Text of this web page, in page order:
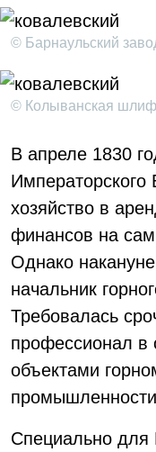
© Барнаульский
© Колыванская
В апреле 1830
Императорского
хозяйство в
финансов на
Однако
начальник
Требовалась
профессионал в
объектами
Специально для